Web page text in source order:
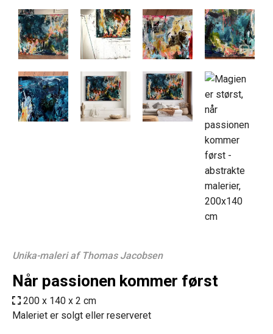
Unika-maleri af Thomas Jacobsen
Når passionen kommer først
200 x 140 x 2 cm
Maleriet er solgt eller reserveret